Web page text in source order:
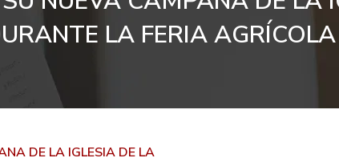
LA FERIA AGRÍCOLA
DE LA IGLESIA DE LA